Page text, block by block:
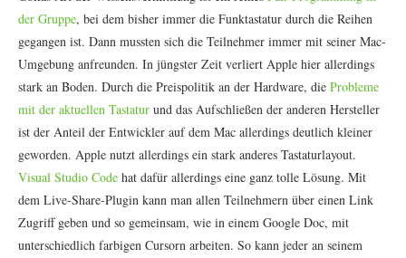
der Gruppe, bei dem bisher immer die Funktastatur durch die Reihen
gegangen ist. Dann mussten sich die Teilnehmer immer mit seiner Mac-
Umgebung anfreunden. In jüngster Zeit verliert Apple hier allerdings
stark an Boden. Durch die Preispolitik an der Hardware, die Probleme
mit der aktuellen Tastatur und das Aufschließen der anderen Hersteller
ist der Anteil der Entwickler auf dem Mac allerdings deutlich kleiner
geworden. Apple nutzt allerdings ein stark anderes Tastaturlayout.
Visual Studio Code hat dafür allerdings eine ganz tolle Lösung. Mit
dem Live-Share-Plugin kann man allen Teilnehmern über einen Link
Zugriff geben und so gemeinsam, wie in einem Google Doc, mit
unterschiedlich farbigen Cursorn arbeiten. So kann jeder an seinem